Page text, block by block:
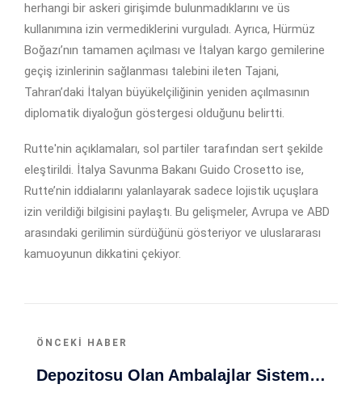
herhangi bir askeri girişimde bulunmadıklarını ve üs
kullanımına izin vermediklerini vurguladı. Ayrıca, Hürmüz
Boğazı’nın tamamen açılması ve İtalyan kargo gemilerine
geçiş izinlerinin sağlanması talebini ileten Tajani,
Tahran’daki İtalyan büyükelçiliğinin yeniden açılmasının
diplomatik diyaloğun göstergesi olduğunu belirtti.
Rutte'nin açıklamaları, sol partiler tarafından sert şekilde
eleştirildi. İtalya Savunma Bakanı Guido Crosetto ise,
Rutte’nin iddialarını yalanlayarak sadece lojistik uçuşlara
izin verildiği bilgisini paylaştı. Bu gelişmeler, Avrupa ve ABD
arasındaki gerilimin sürdüğünü gösteriyor ve uluslararası
kamuoyunun dikkatini çekiyor.
ÖNCEKI HABER
Depozitosu Olan Ambalajlar Sistemi Türkiye'de Tam Entegrasyona Giriyor